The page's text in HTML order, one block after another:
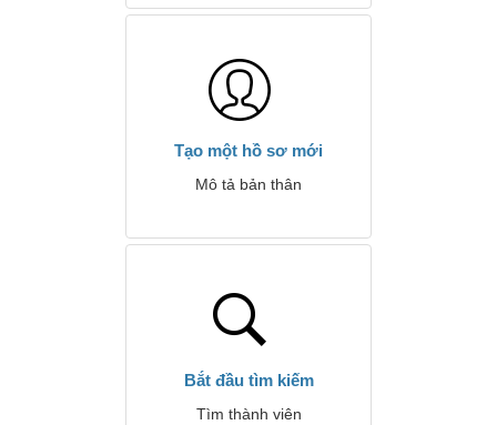
Tạo một hồ sơ mới
Mô tả bản thân
Bắt đầu tìm kiếm
Tìm thành viên